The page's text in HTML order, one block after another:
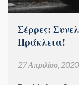
Σέρρες:
Ηράκλεια!
27 Απριλίου, 2020